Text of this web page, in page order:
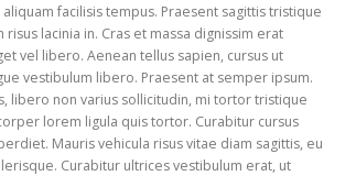
facilisis tempus. Praesent sagittis tristique
lacinia in. Cras et massa dignissim erat
vel libero. Aenean tellus sapien, cursus ut
vestibulum libero. Praesent at semper ipsum.
libero non varius sollicitudin, mi tortor tristique
lorem ligula quis tortor. Curabitur cursus
Mauris vehicula risus vitae diam sagittis, eu
Curabitur ultrices vestibulum erat, ut